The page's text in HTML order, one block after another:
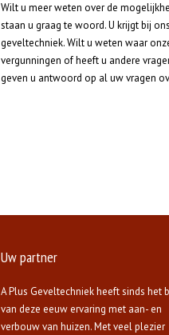
Wilt u meer weten over de
staan u graag te woord. U krijgt bij
geveltechniek. Wilt u weten waar
vergunningen of heeft u andere
geven u antwoord op al uw vragen
Uw partner
A Plus Geveltechniek heeft sinds het
van deze eeuw ervaring met aan- en
verbouw van huizen. Met veel plezier